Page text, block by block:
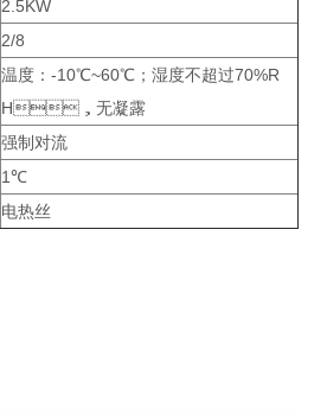
2.5KW
2/8
温度：-10℃~60℃；湿度不超过70%R
H，无凝露
强制对流
1℃
电热丝